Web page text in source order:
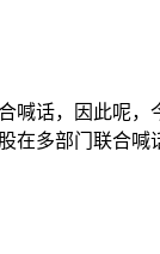
话，因此呢
多部门联合